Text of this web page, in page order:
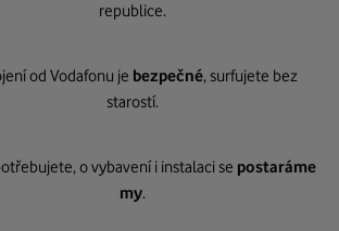
republice.
od Vodafonu je bezpečné, surfujete bez
starostí.
o vybavení i instalaci se postaráme
my.